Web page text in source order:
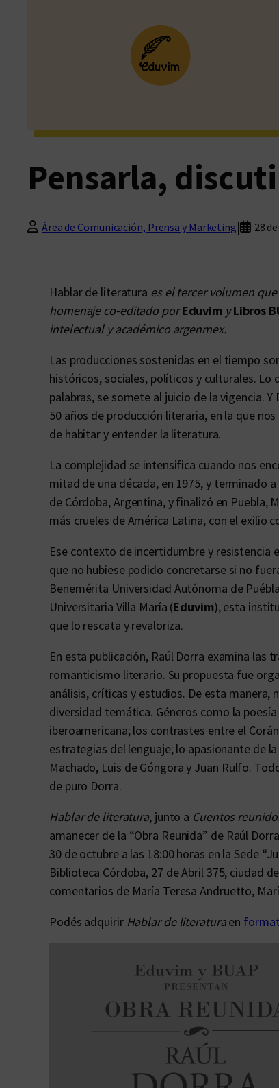
Pensarla,
Área de Comunicación, Prensa y Marketing| 28
Hablar de literatura es el tercer volumen
homenaje co-editado por Eduvim yLibros
intelectual y académico argenmex.
Las producciones sostenidas en el tiempo
históricos, sociales, políticos y culturales.
palabras, se somete al juicio de la vigencia.
50 años de producción literaria, en la que
de habitar y entender la literatura.
La complejidad se intensifica cuando nos
mitad de una década, en 1975, y terminado
de Córdoba, Argentina, y finalizó en Puebla,
más crueles de América Latina, con el exilio
Ese contexto de incertidumbre y resistencia
que no hubiese podido concretarse si no
Benemérita Universidad Autónoma de
Universitaria Villa María (Eduvim), esta
que lo rescata y revaloriza.
En esta publicación, Raúl Dorra examina
romanticismo literario. Su propuesta fue
análisis, críticas y estudios. De esta manera,
diversidad temática. Géneros como la
iberoamericana; los contrastes entre el
estrategias del lenguaje; lo apasionante de
Machado, Luis de Góngora y Juan Rulfo.
de puro Dorra.
Hablar de literatura, junto a Cuentos
amanecer de la “Obra Reunida” de Raúl
30 de octubre a las 18:00 horas en la Sede
Biblioteca Córdoba, 27 de Abril 375, ciudad
comentarios de María Teresa Andruetto,
Podés adquirir Hablar de literaturaen